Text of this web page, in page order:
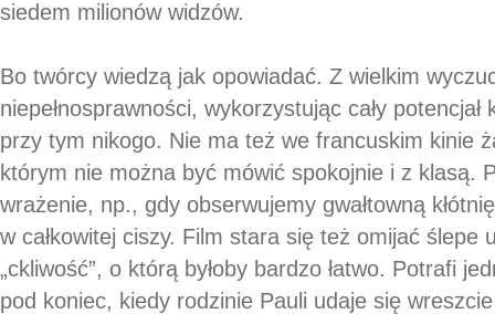
siedem milionów widzów.
Bo twórcy wiedzą jak opowiadać. Z wielkim
niepełnosprawności, wykorzystując cały
przy tym nikogo. Nie ma też we francuskim kinie
którym nie można być mówić spokojnie i z klasą.
wrażenie, np., gdy obserwujemy gwałtowną
w całkowitej ciszy. Film stara się też omijać ślepe
„ckliwość”, o którą byłoby bardzo łatwo. Potrafi
pod koniec, kiedy rodzinie Pauli udaje się wreszcie